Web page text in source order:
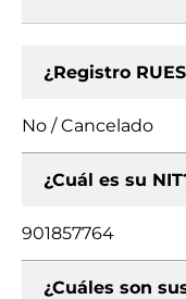
¿Registro
No / Cancelado
¿Cuál es su
901857764
¿Cuáles son